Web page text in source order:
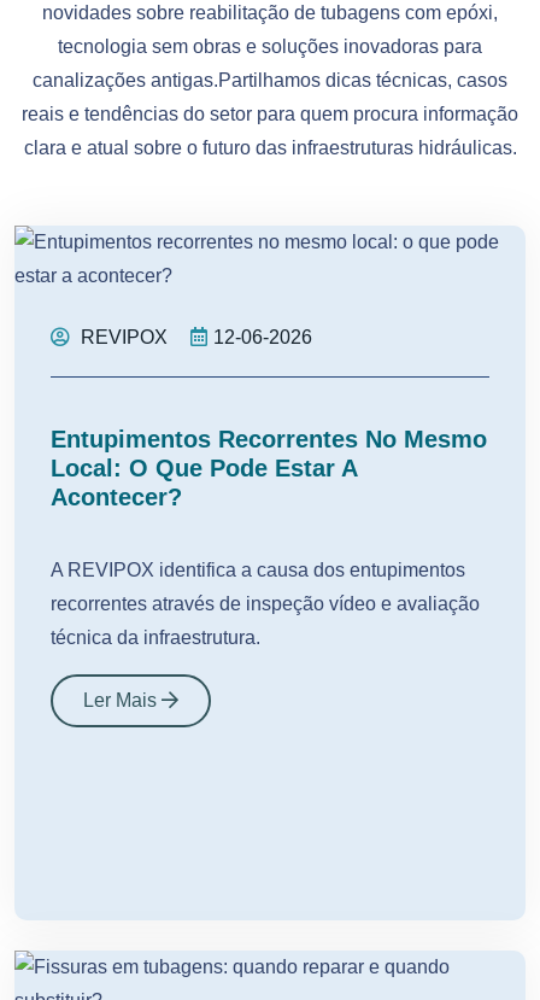
novidades sobre reabilitação de tubagens com epóxi,
tecnologia sem obras e soluções inovadoras para
canalizações antigas.Partilhamos dicas técnicas, casos
reais e tendências do setor para quem procura informação
clara e atual sobre o futuro das infraestruturas hidráulicas.
REVIPOX 12-06-2026
Entupimentos Recorrentes No Mesmo
Local: O Que Pode Estar A
Acontecer?
A REVIPOX identifica a causa dos entupimentos
recorrentes através de inspeção vídeo e avaliação
técnica da infraestrutura.
Ler Mais